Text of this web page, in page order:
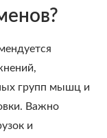
групп мышц и
Важно
и